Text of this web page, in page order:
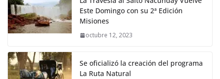
Este Domingo con su 2ª Edición
Misiones
octubre 12, 2023
Se oficializó la creación del programa
La Ruta Natural